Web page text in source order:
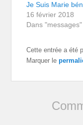
Je Suis Marie
16 février 2018
Dans "messages"
Cette entrée a été
Marquer le